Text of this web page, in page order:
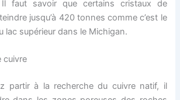
Il faut savoir que certains cristaux de
jusqu’à 420 tonnes comme c’est le
lac supérieur dans le Michigan.
cuivre
partir à la recherche du cuivre natif, il